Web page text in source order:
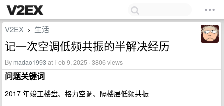
V2EX › 生活
记一次空调低频共振的半解决经历
By madao1993at Feb 9, 2025 · 3806 views
问题关键词
2017 年竣工楼盘、格力空调、隔楼层低频共振